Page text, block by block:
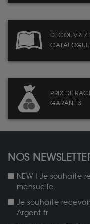
DÉCOUVREZ
CATALOGUE
PRIX DE
GARANTIS
NOS
NEW ! Je souhaite
mensuelle.
Je souhaite
Argent.fr